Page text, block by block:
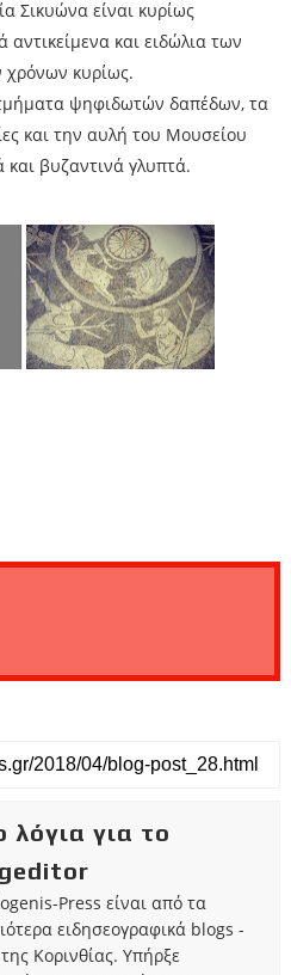
Σικυώνα είναι κυρίως
αντικείμενα και ειδώλια των
χρόνων κυρίως.
ψηφιδωτών δαπέδων, τα
και την αυλή του Μουσείου
και βυζαντινά γλυπτά.
λόγια για το
Press είναι από τα
ειδησεογραφικά blogs -
Κορινθίας. Υπήρξε